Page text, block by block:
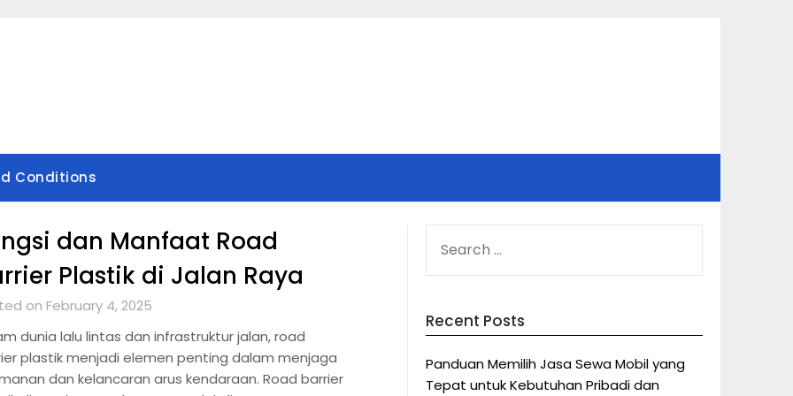
Conditions
dan Manfaat Road
Plastik di Jalan Raya
on February 4, 2025
dunia lalu lintas dan infrastruktur jalan, road
plastik menjadi elemen penting dalam menjaga
dan kelancaran arus kendaraan. Road barrier
FOR:
Recent Posts
Panduan Memilih Jasa Sewa Mobil yang
Tepat untuk Kebutuhan Pribadi dan